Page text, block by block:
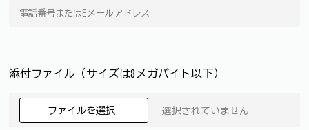
添付ファイル（サイズは8メガバイト以下）
ファイルを選択 選択されていません